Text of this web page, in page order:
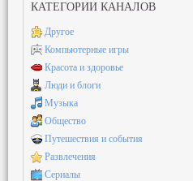
КАТЕГОРИИ КАНАЛОВ
Другое
Компьютерные игры
Красота и здоровье
Люди и блоги
Музыка
Общество
Путешествия и события
Развлечения
Сериалы